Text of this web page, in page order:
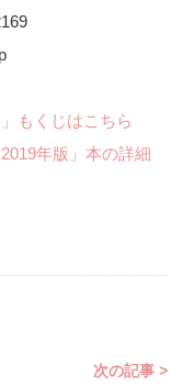
もくじはこちら
年版」本の詳細
次の記事 >